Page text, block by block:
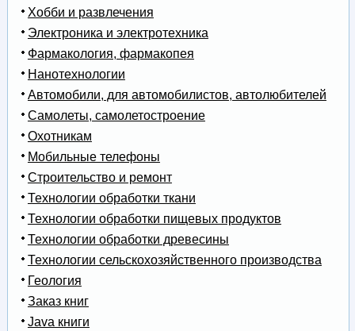
Хобби и развлечения
Электроника и электротехника
Фармакология, фармакопея
Нанотехнологии
Автомобили, для автомобилистов, автолюбителей
Самолеты, самолетостроение
Охотникам
Мобильные телефоны
Строительство и ремонт
Технологии обработки ткани
Технологии обработки пищевых продуктов
Технологии обработки древесины
Технологии сельскохозяйственного производства
Геология
Заказ книг
Java книги